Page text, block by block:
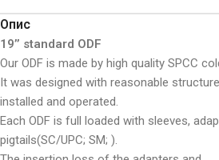
Опис
19’’ standard ODF
Our ODF is made by high quality SPCC
It was designed with reasonable
installed and operated.
Each ODF is full loaded with sleeves,
pigtails(SC/UPC; SM; ).